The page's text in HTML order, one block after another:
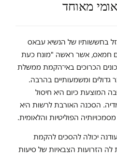
מאוחד
בחששותיו של הנשיא עבאס
חמאס, אשר ראשה "מונח כעת
הכרוכים באי־הקמת ממשלת
גדולים ומשמעותיים בהרבה.
המוצעת כיום היא חיסול
הסכנה האורבת לרשות היא
הפוליטיות והלאומית.
יכולה להסכים להקמת
לה הזרועות הצבאיות של סיעות